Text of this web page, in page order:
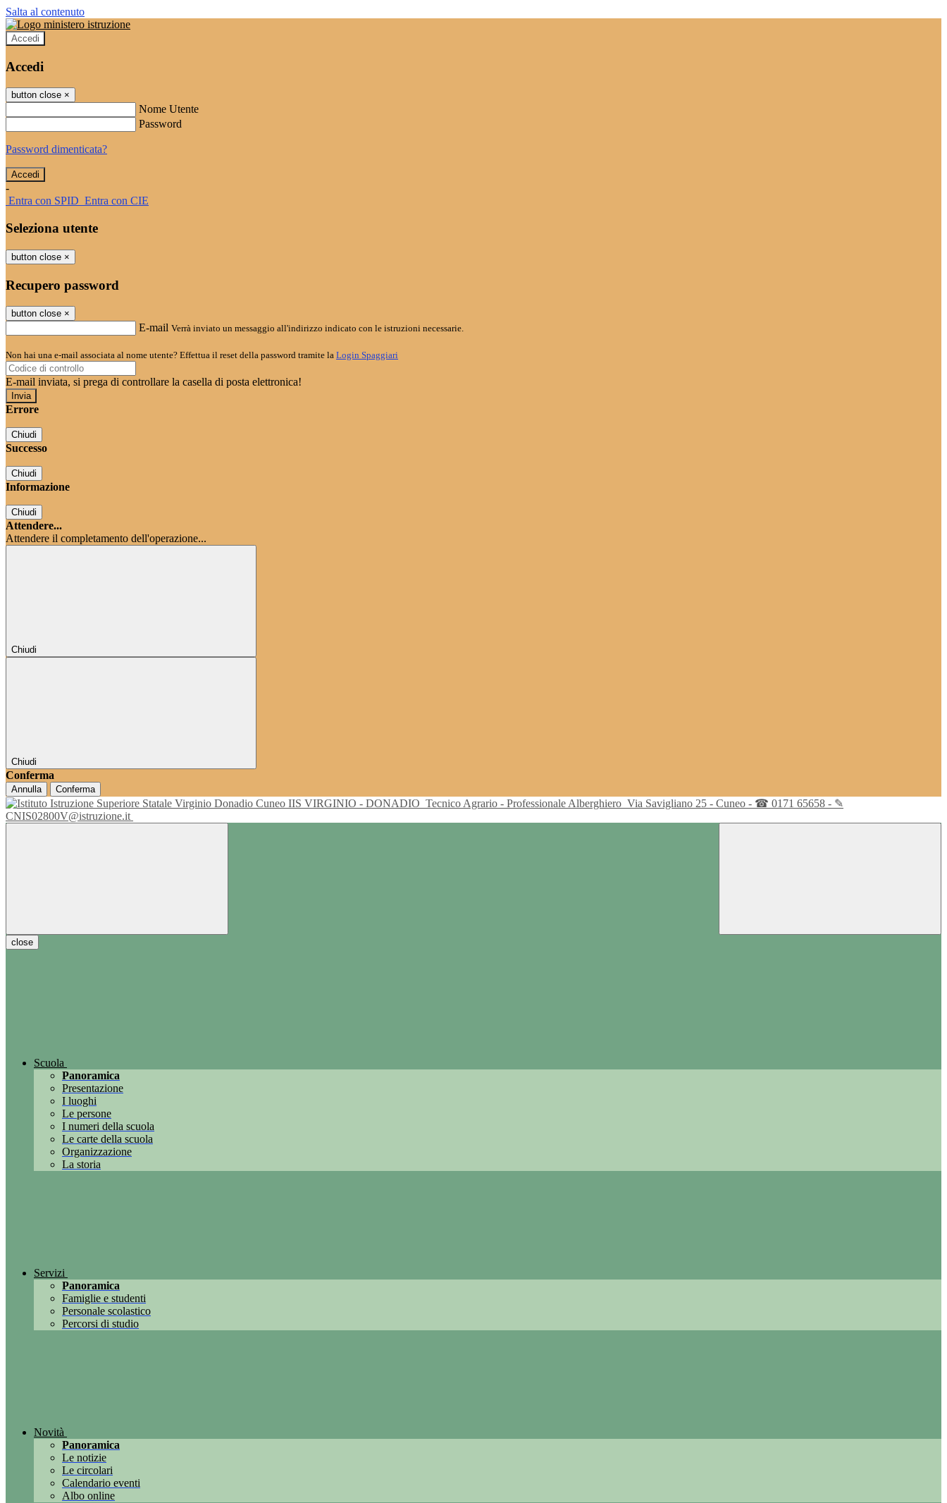
Salta al contenuto
Accedi
Accedi
button close ×
Nome Utente
Password
Password dimenticata?
-
Entra con SPID Entra con CIE
Seleziona utente
button close ×
Recupero password
button close ×
E-mail Verrà inviato un messaggio all'indirizzo indicato con le istruzioni necessarie.
Non hai una e-mail associata al nome utente? Effettua il reset della password tramite la Login Spaggiari
E-mail inviata, si prega di controllare la casella di posta elettronica!
Errore
Chiudi
Successo
Chiudi
Informazione
Chiudi
Attendere...
Attendere il completamento dell'operazione...
Chiudi
Chiudi
Conferma
Annulla Conferma
IIS VIRGINIO - DONADIO Tecnico Agrario - Professionale Alberghiero Via Savigliano 25 - Cuneo - ☎ 0171 65658 - ✎
CNIS02800V@istruzione.it
close
Scuola
Panoramica
Presentazione
I luoghi
Le persone
I numeri della scuola
Le carte della scuola
Organizzazione
La storia
Servizi
Panoramica
Famiglie e studenti
Personale scolastico
Percorsi di studio
Novità
Panoramica
Le notizie
Le circolari
Calendario eventi
Albo online